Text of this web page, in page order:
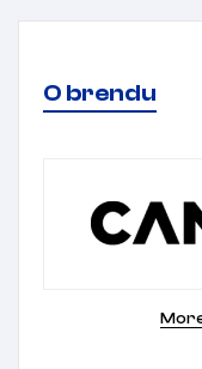
O brendu